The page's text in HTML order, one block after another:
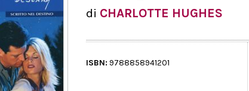
di CHARLOTTE HUGHES
ISBN: 9788858941201